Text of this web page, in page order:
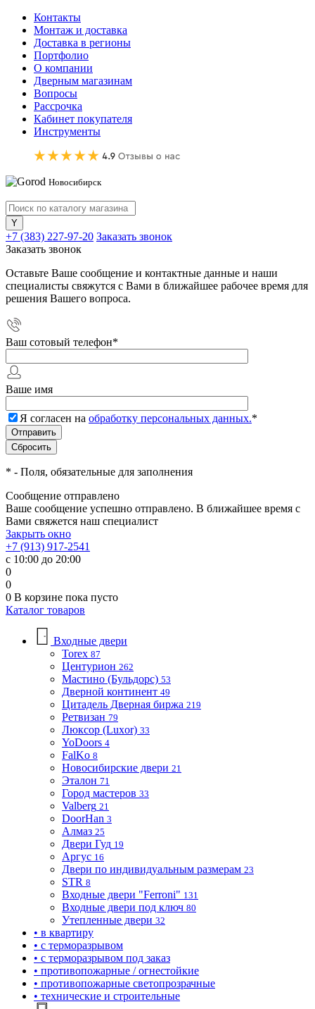
Контакты
Монтаж и доставка
Доставка в регионы
Портфолио
О компании
Дверным магазинам
Вопросы
Рассрочка
Кабинет покупателя
Инструменты
Новосибирск
+7 (383) 227-97-20 Заказать звонок
Заказать звонок
Оставьте Ваше сообщение и контактные данные и наши
специалисты свяжутся с Вами в ближайшее рабочее время для
решения Вашего вопроса.
Ваш сотовый телефон*
Ваше имя
Я согласен на обработку персональных данных.*
* - Поля, обязательные для заполнения
Сообщение отправлено
Ваше сообщение успешно отправлено. В ближайшее время с
Вами свяжется наш специалист
Закрыть окно
+7 (913) 917-2541
с 10:00 до 20:00
0
0
0 В корзине пока пусто
Каталог товаров
Входные двери
Torex 87
Центурион 262
Мастино (Бульдорс) 53
Дверной континент 49
Цитадель Дверная биржа 219
Ретвизан 79
Люксор (Luxor) 33
YoDoors 4
FalKo 8
Новосибирские двери 21
Эталон 71
Город мастеров 33
Valberg 21
DoorHan 3
Алмаз 25
Двери Гуд 19
Аргус 16
Двери по индивидуальным размерам 23
STR 8
Входные двери "Ferroni" 131
Входные двери под ключ 80
Утепленные двери 32
• в квартиру
• с терморазрывом
• с терморазрывом под заказ
• противопожарные / огнестойкие
• противопожарные светопрозрачные
• технические и строительные